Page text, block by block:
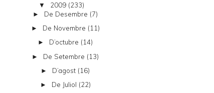
▼ 2009 (233)
► De Desembre (7)
► De Novembre (11)
► D’octubre (14)
► De Setembre (13)
► D’agost (16)
► De Juliol (22)